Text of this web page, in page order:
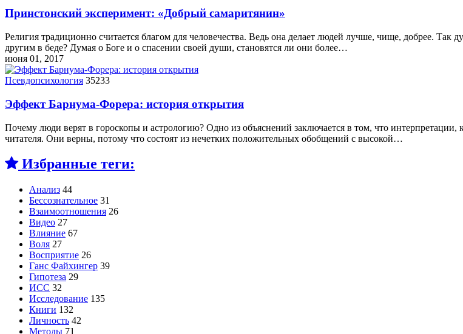
Принстонский эксперимент: «Добрый самаритянин»
Религия традиционно считается благом для человечества. Ведь она делает людей лучше, чище, добрее.
другим в беде? Думая о Боге и о спасении своей души, становятся ли они более…
июня 01, 2017
Псевдопсихология 35233
Эффект Барнума-Форера: история открытия
Почему люди верят в гороскопы и астрологию? Одно из объяснений заключается в том, что
читателя. Они верны, потому что состоят из нечетких положительных обобщений с высокой…
Избранные теги:
Анализ 44
Бессознательное 31
Взаимоотношения 26
Видео 27
Влияние 67
Воля 27
Восприятие 26
Ганс Файхингер 39
Гипотеза 29
ИСС 32
Исследование 135
Книги 132
Личность 42
Методы 71